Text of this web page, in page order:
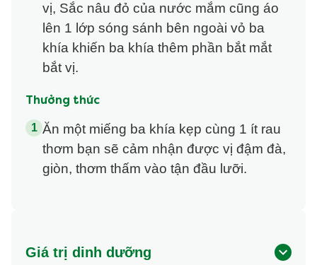
vị, Sắc nâu đỏ của nước mắm cũng áo
lên 1 lớp sóng sánh bên ngoài vỏ ba
khía khiến ba khía thêm phần bắt mắt
bắt vị.
Thưởng thức
Ăn một miếng ba khía kẹp cùng 1 ít rau
thơm bạn sẽ cảm nhận được vị đậm đà,
giòn, thơm thấm vào tận đầu lưỡi.
Giá trị dinh dưỡng